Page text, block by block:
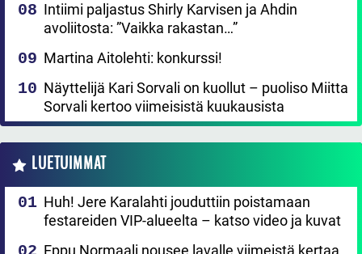
Intiimi paljastus Shirly Karvisen ja Ahdin
avoliitosta: ”Vaikka rakastan…”
Martina Aitolehti: konkurssi!
Näyttelijä Kari Sorvali on kuollut – puoliso Miitta
Sorvali kertoo viimeisistä kuukausista
LUETUIMMAT
Huh! Jere Karalahti jouduttiin poistamaan
festareiden VIP-alueelta – katso video ja kuvat